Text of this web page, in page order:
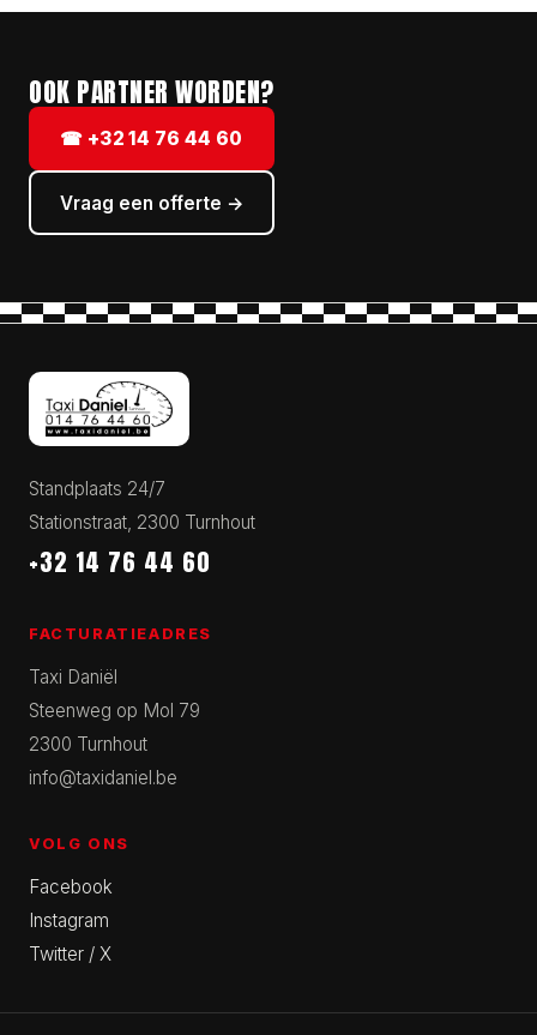
OOK PARTNER WORDEN?
☎ +32 14 76 44 60
Vraag een offerte →
Standplaats 24/7
Stationstraat, 2300 Turnhout
+32 14 76 44 60
FACTURATIEADRES
Taxi Daniël
Steenweg op Mol 79
2300 Turnhout
info@taxidaniel.be
VOLG ONS
Facebook
Instagram
Twitter / X